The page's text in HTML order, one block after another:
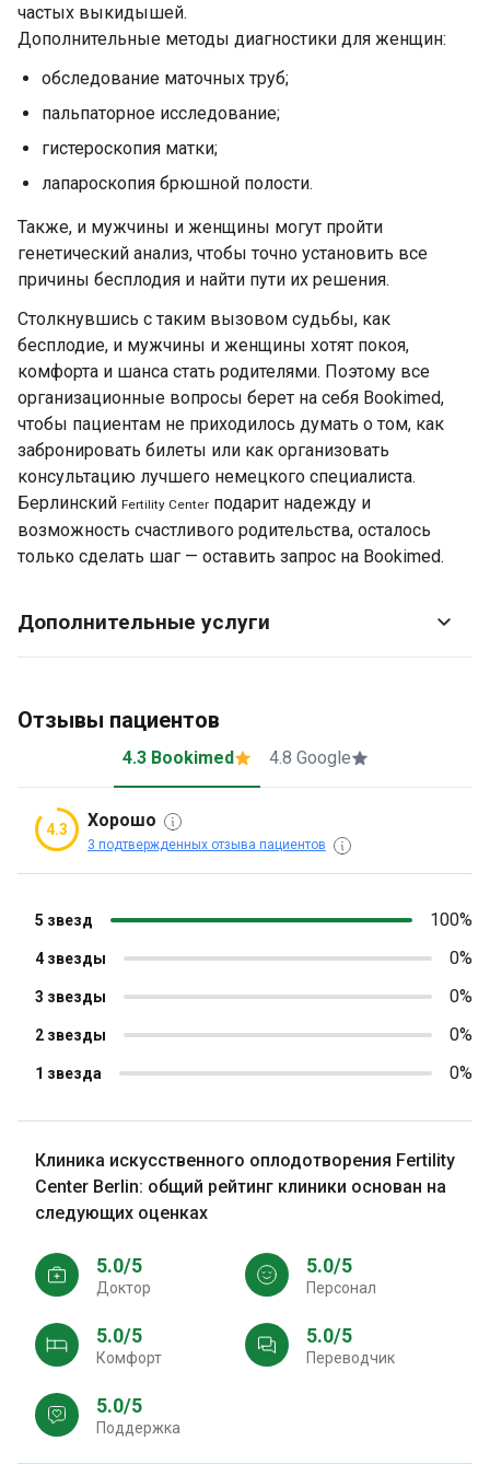
частых выкидышeй.
Дополнительные методы диагностики для женщин:
обследование мaточных труб;
пальпаторное иccледование;
гистероскопия матки;
лапароскопия брюшной полости.
Также, и мужчины и женщины могут пройти
генетический анализ, чтобы точно установить все
причины бесплодия и найти пути их решения.
Столкнувшись с таким вызовом судьбы, как
бесплодие, и мужчины и женщины хотят покоя,
комфорта и шанса стать родителями. Поэтому все
организационные вопросы берет на себя Bookimed,
чтобы пациентам не приходилось думать о том, как
забронировать билеты или как организовать
консультацию лучшего немецкого специалиста.
Берлинский Fertility Center подарит надежду и
возможность счастливого родительства, осталось
только сделать шаг — оставить запрос на Bookimed.
Дополнительные услуги
Отзывы пациентов
4.3 Bookimed 4.8 Google
4.3 Хорошо
3 подтвержденных отзыва пациентов
1 звезда 0%
2 звезды 0%
3 звезды 0%
4 звезды 0%
5 звезд 100%
Клиника искусственного оплодотворения Fertility
Center Berlin: общий рейтинг клиники основан на
следующих оценках
5.0/5
Доктор
5.0/5
персонал
5.0/5
Комфорт
5.0/5
Переводчик
5.0/5
Поддержка